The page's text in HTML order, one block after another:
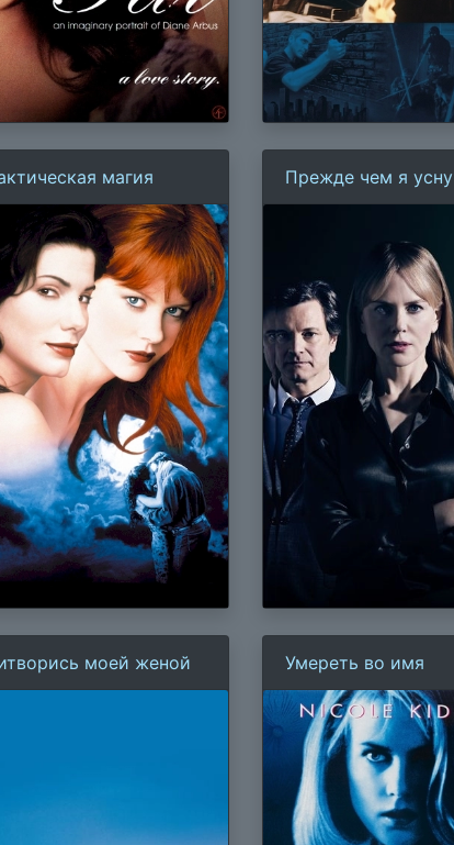
магия Прежде чем я усну
моей женой Умереть во имя